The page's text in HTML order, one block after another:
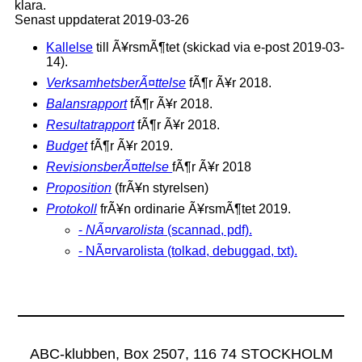
klara.
Senast uppdaterat 2019-03-26
Kallelse till Ã¥rsmÃ¶tet (skickad via e-post 2019-03-
14).
VerksamhetsberÃ¤ttelse fÃ¶r Ã¥r 2018.
BalansrapportfÃ¶r Ã¥r 2018.
ResultatrapportfÃ¶r Ã¥r 2018.
BudgetfÃ¶r Ã¥r 2019.
RevisionsberÃ¤ttelsefÃ¶r Ã¥r 2018
Proposition (frÃ¥n styrelsen)
Protokoll frÃ¥n ordinarie Ã¥rsmÃ¶tet 2019.
- NÃ¤rvarolista (scannad, pdf).
- NÃ¤rvarolista (tolkad, debuggad, txt).
ABC-klubben, Box 2507, 116 74 STOCKHOLM